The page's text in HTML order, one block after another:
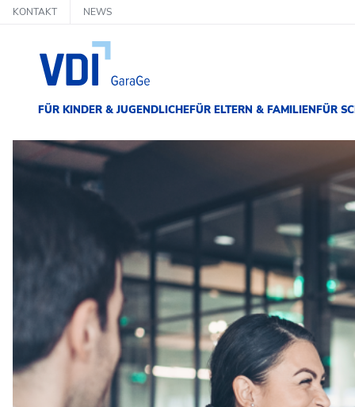
KONTAKT NEWS
FÜR KINDER & JUGENDLICHEFÜR ELTERN & FAMILIENFÜR